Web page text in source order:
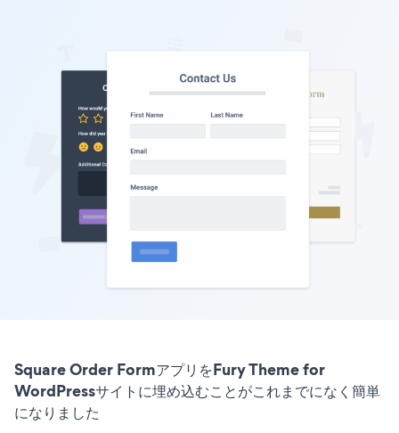
Square Order FormアプリをFury Theme for
WordPressサイトに埋め込むことがこれまでになく簡単
になりました